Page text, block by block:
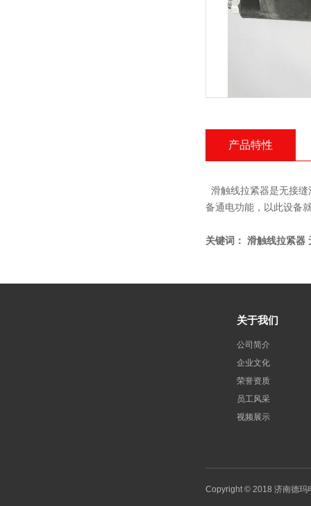
产品特性
滑触线拉紧器是无接
备通电功能，以此设备
关键词： 滑触线拉紧器
关于我们
公司简介
企业文化
荣誉资质
员工风采
视频展示
Copyright © 2018 济南德